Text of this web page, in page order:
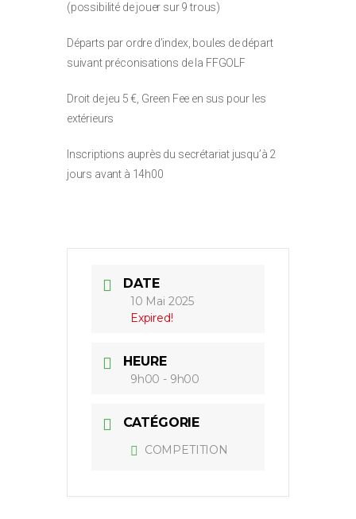
(possibilité de jouer sur 9 trous)
Départs par ordre d’index, boules de départ
suivant préconisations de la FFGOLF
Droit de jeu 5 €, Green Fee en sus pour les
extérieurs
Inscriptions auprès du secrétariat jusqu’à 2
jours avant à 14h00
DATE
10 Mai 2025
Expired!
HEURE
9h00 - 9h00
CATÉGORIE
COMPETITION